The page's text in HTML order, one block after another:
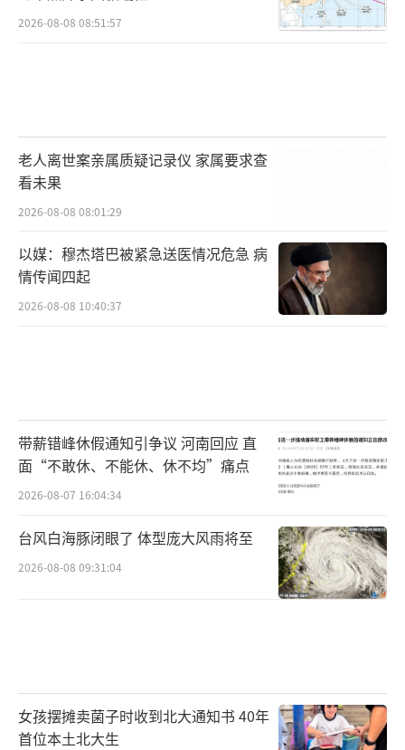
2026-08-08 08:51:57
老人离世案亲属质疑记录仪 家属要求查
看未果
2026-08-08 08:01:29
以媒：穆杰塔巴被紧急送医情况危急 病
情传闻四起
2026-08-08 10:40:37
带薪错峰休假通知引争议 河南回应 直
面“不敢休、不能休、休不均”痛点
2026-08-07 16:04:34
台风白海豚闭眼了 体型庞大风雨将至
2026-08-08 09:31:04
女孩摆摊卖菌子时收到北大通知书 40年
首位本土北大生